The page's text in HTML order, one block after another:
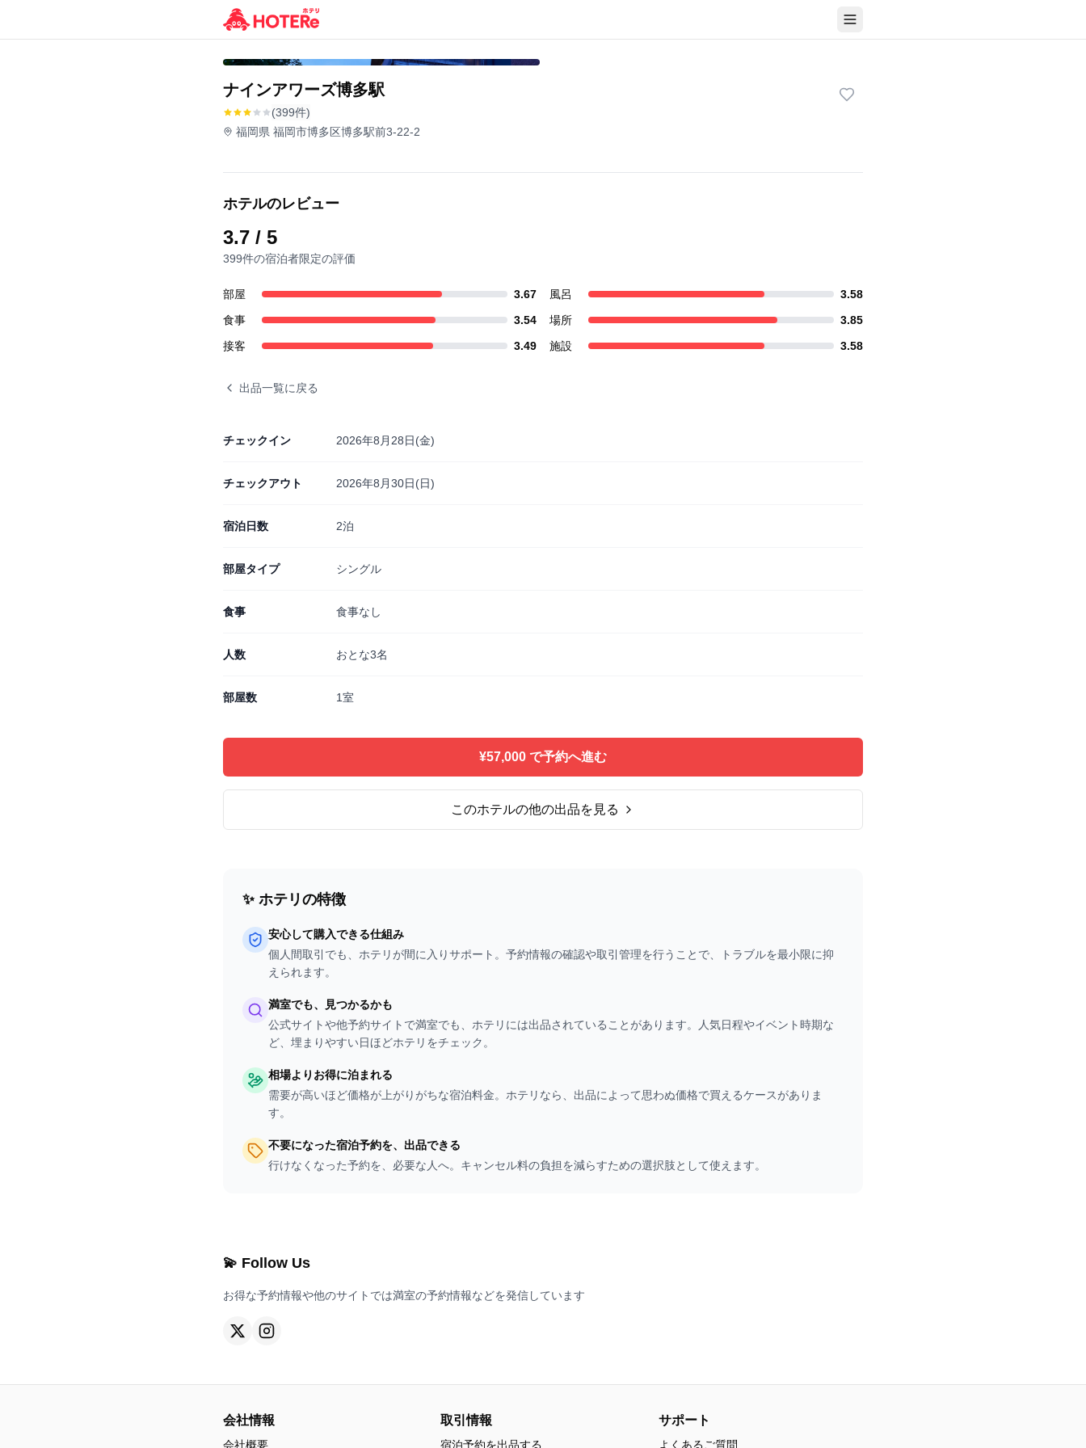
ナインアワーズ博多駅
(399件)
福岡県 福岡市博多区博多駅前3-22-2
ホテルのレビュー
3.7 / 5
399件の宿泊者限定の評価
部屋 3.67 風呂
3.58
食事
3.54 場所
3.85
接客
3.49 施設 3.58
出品一覧に戻る
チェックイン 2026年8月28日(金)
チェックアウト 2026年8月30日(日)
宿泊日数 2泊
部屋タイプ シングル
食事 食事なし
人数 おとな3名
部屋数 1室
¥57,000 で予約へ進む
このホテルの他の出品を見る
✨ ホテリの特徴
安心して購入できる仕組み
個人間取引でも、ホテリが間に入りサポート。予約情報の確認や取引管理を行うことで、トラブルを最小限に抑
えられます。
満室でも、見つかるかも
公式サイトや他予約サイトで満室でも、ホテリには出品されていることがあります。人気日程やイベント時期な
ど、埋まりやすい日ほどホテリをチェック。
相場よりお得に泊まれる
需要が高いほど価格が上がりがちな宿泊料金。ホテリなら、出品によって思わぬ価格で買えるケースがありま
す。
不要になった宿泊予約を、出品できる
行けなくなった予約を、必要な人へ。キャンセル料の負担を減らすための選択肢として使えます。
💫 Follow Us
お得な予約情報や他のサイトでは満室の予約情報などを発信しています
会社情報
会社概要
取引情報
宿泊予約を出品する
サポート
よくあるご質問